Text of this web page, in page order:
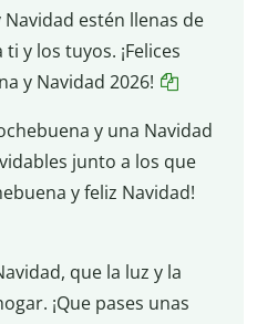
estén llenas de
y los tuyos. ¡Felices
y Navidad 2026!
y una Navidad
junto a los que
y feliz Navidad!
que la luz y la
¡Que pases unas